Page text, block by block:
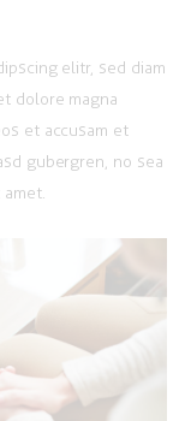
elitr, sed diam
dolore magna
et accusam et
gubergren, no sea